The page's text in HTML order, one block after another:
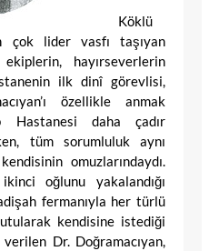
Köklü
çok lider vasfı taşıyan
hayırseverlerin
ilk dinî görevlisi,
özellikle anmak
daha çadır
tüm sorumluluk aynı
omuzlarındaydı.
oğlunu yakalandığı
fermanıyla her türlü
kendisine istediği
Dr. Doğramacıyan,